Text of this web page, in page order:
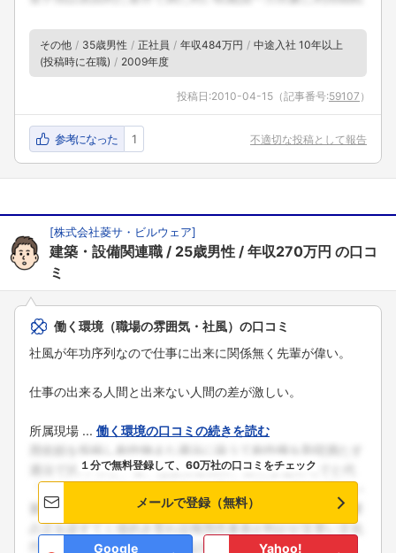
その他 35歳男性 正社員 年収484万円
中途入社 10年以上
(投稿時に在職)
2009年度
投稿日:2010-04-15 （記事番号:59107 ）
参考になった 1 不適切な投稿として報告
[株式会社菱サ・ビルウェア]
建築・設備関連職 25歳男性 年収270万円 の口コ
ミ
働く環境（職場の雰囲気・社風）の口コミ
社風が年功序列なので仕事に出来に関係無く先輩が偉い。
仕事の出来る人間と出来ない人間の差が激しい。
所属現場 ... 働く環境の口コミの続きを読む
１分で無料登録して、60万社の口コミをチェック
メールで登録（無料）
Google Yahoo!